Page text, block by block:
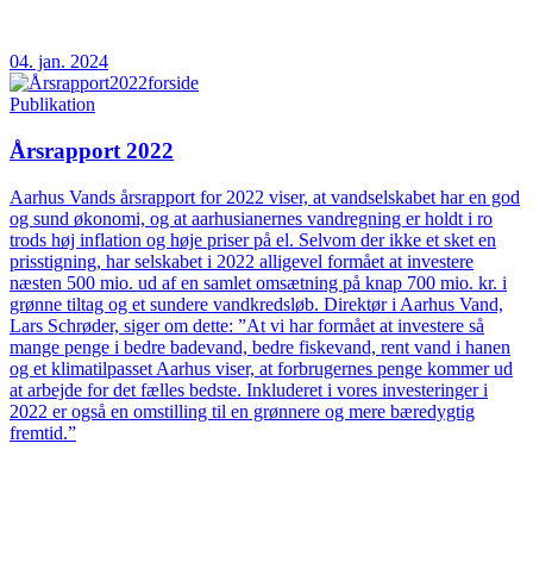
04. jan. 2024
Publikation
Årsrapport 2022
Aarhus Vands årsrapport for 2022 viser, at vandselskabet har en god
og sund økonomi, og at aarhusianernes vandregning er holdt i ro
trods høj inflation og høje priser på el. Selvom der ikke et sket en
prisstigning, har selskabet i 2022 alligevel formået at investere
næsten 500 mio. ud af en samlet omsætning på knap 700 mio. kr. i
grønne tiltag og et sundere vandkredsløb. Direktør i Aarhus Vand,
Lars Schrøder, siger om dette: ”At vi har formået at investere så
mange penge i bedre badevand, bedre fiskevand, rent vand i hanen
og et klimatilpasset Aarhus viser, at forbrugernes penge kommer ud
at arbejde for det fælles bedste. Inkluderet i vores investeringer i
2022 er også en omstilling til en grønnere og mere bæredygtig
fremtid.”